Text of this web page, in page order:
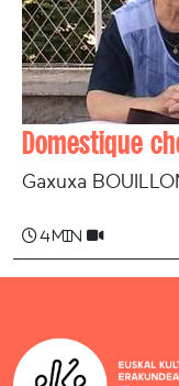
Domestique
Gaxuxa
4 min